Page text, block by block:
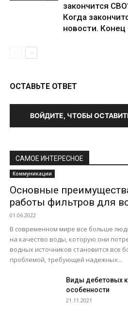
закончится
Когда
новости.
ОСТАВЬТЕ ОТВЕТ
ВОЙДИТЕ, ЧТОБЫ
САМОЕ ИНТЕРЕСНОЕ
Коммуникации
Основные
работы фильтров для
01.06.2022
В современном мире все больше
на качество воды, которую они
водных источников становится все
проблемой, требующей надежных...
Виды дебетовых
особенности
21.11.2021